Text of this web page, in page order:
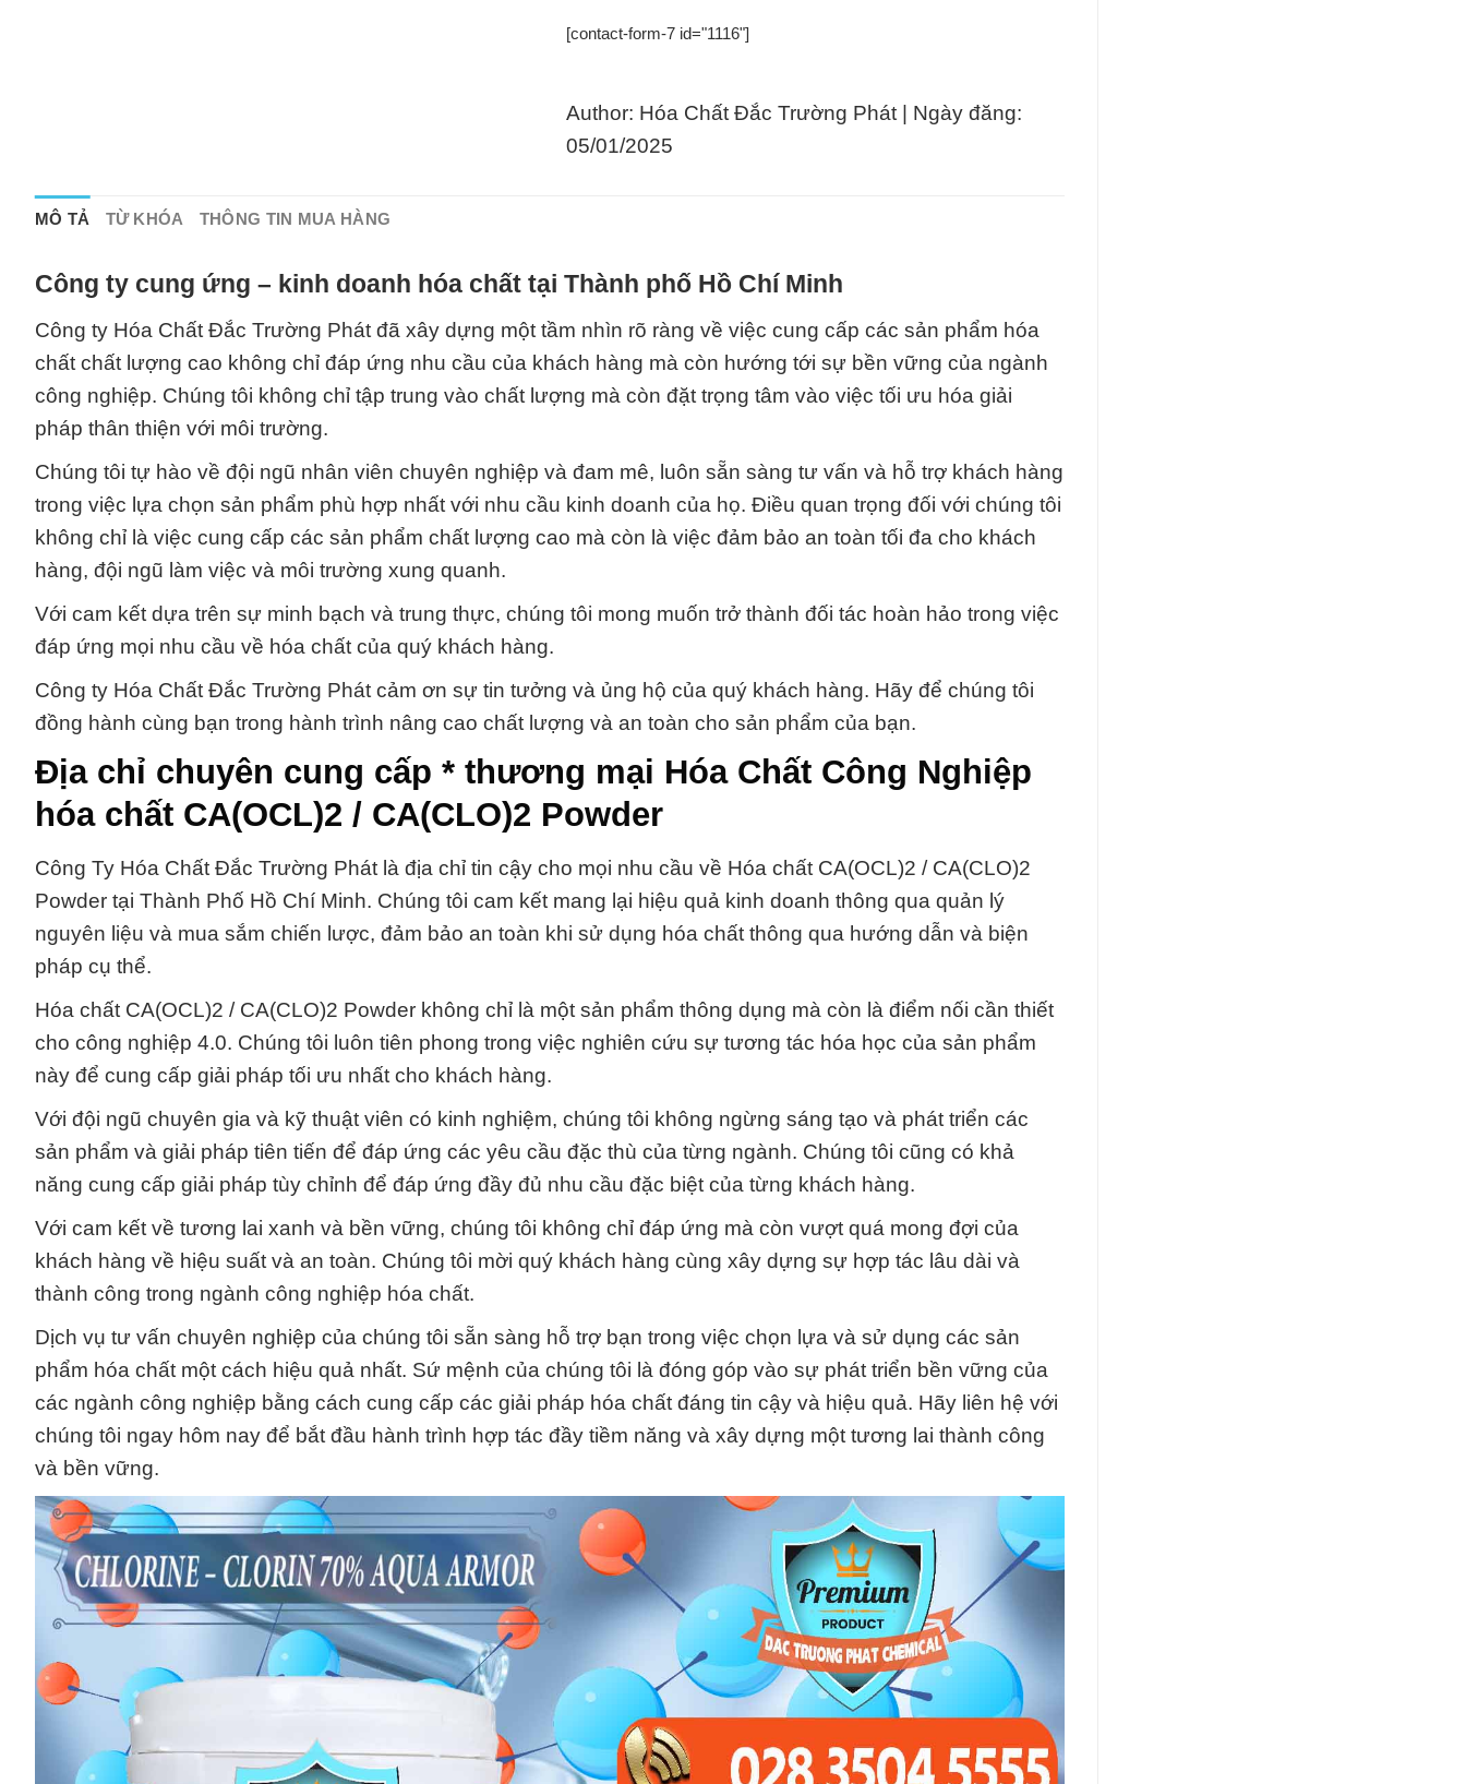
[contact-form-7 id="1116"]
Author: Hóa Chất Đắc Trường Phát | Ngày đăng:
05/01/2025
MÔ TẢ TỪ KHÓA THÔNG TIN MUA HÀNG
Công ty cung ứng – kinh doanh hóa chất tại Thành phố Hồ Chí Minh
Công ty Hóa Chất Đắc Trường Phát đã xây dựng một tầm nhìn rõ ràng về việc cung cấp các sản phẩm hóa
chất chất lượng cao không chỉ đáp ứng nhu cầu của khách hàng mà còn hướng tới sự bền vững của ngành
công nghiệp. Chúng tôi không chỉ tập trung vào chất lượng mà còn đặt trọng tâm vào việc tối ưu hóa giải
pháp thân thiện với môi trường.
Chúng tôi tự hào về đội ngũ nhân viên chuyên nghiệp và đam mê, luôn sẵn sàng tư vấn và hỗ trợ khách hàng
trong việc lựa chọn sản phẩm phù hợp nhất với nhu cầu kinh doanh của họ. Điều quan trọng đối với chúng tôi
không chỉ là việc cung cấp các sản phẩm chất lượng cao mà còn là việc đảm bảo an toàn tối đa cho khách
hàng, đội ngũ làm việc và môi trường xung quanh.
Với cam kết dựa trên sự minh bạch và trung thực, chúng tôi mong muốn trở thành đối tác hoàn hảo trong việc
đáp ứng mọi nhu cầu về hóa chất của quý khách hàng.
Công ty Hóa Chất Đắc Trường Phát cảm ơn sự tin tưởng và ủng hộ của quý khách hàng. Hãy để chúng tôi
đồng hành cùng bạn trong hành trình nâng cao chất lượng và an toàn cho sản phẩm của bạn.
Địa chỉ chuyên cung cấp * thương mại Hóa Chất Công Nghiệp
hóa chất CA(OCL)2 / CA(CLO)2 Powder
Công Ty Hóa Chất Đắc Trường Phát là địa chỉ tin cậy cho mọi nhu cầu về Hóa chất CA(OCL)2 / CA(CLO)2
Powder tại Thành Phố Hồ Chí Minh. Chúng tôi cam kết mang lại hiệu quả kinh doanh thông qua quản lý
nguyên liệu và mua sắm chiến lược, đảm bảo an toàn khi sử dụng hóa chất thông qua hướng dẫn và biện
pháp cụ thể.
Hóa chất CA(OCL)2 / CA(CLO)2 Powder không chỉ là một sản phẩm thông dụng mà còn là điểm nối cần thiết
cho công nghiệp 4.0. Chúng tôi luôn tiên phong trong việc nghiên cứu sự tương tác hóa học của sản phẩm
này để cung cấp giải pháp tối ưu nhất cho khách hàng.
Với đội ngũ chuyên gia và kỹ thuật viên có kinh nghiệm, chúng tôi không ngừng sáng tạo và phát triển các
sản phẩm và giải pháp tiên tiến để đáp ứng các yêu cầu đặc thù của từng ngành. Chúng tôi cũng có khả
năng cung cấp giải pháp tùy chỉnh để đáp ứng đầy đủ nhu cầu đặc biệt của từng khách hàng.
Với cam kết về tương lai xanh và bền vững, chúng tôi không chỉ đáp ứng mà còn vượt quá mong đợi của
khách hàng về hiệu suất và an toàn. Chúng tôi mời quý khách hàng cùng xây dựng sự hợp tác lâu dài và
thành công trong ngành công nghiệp hóa chất.
Dịch vụ tư vấn chuyên nghiệp của chúng tôi sẵn sàng hỗ trợ bạn trong việc chọn lựa và sử dụng các sản
phẩm hóa chất một cách hiệu quả nhất. Sứ mệnh của chúng tôi là đóng góp vào sự phát triển bền vững của
các ngành công nghiệp bằng cách cung cấp các giải pháp hóa chất đáng tin cậy và hiệu quả. Hãy liên hệ với
chúng tôi ngay hôm nay để bắt đầu hành trình hợp tác đầy tiềm năng và xây dựng một tương lai thành công
và bền vững.